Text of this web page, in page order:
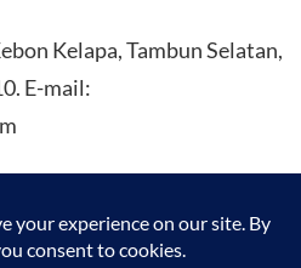
Kelapa, Tambun Selatan,
E-mail: